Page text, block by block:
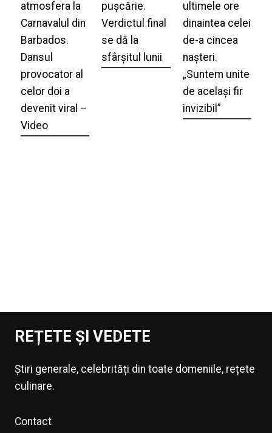
atmosfera la
Carnavalul din
Barbados.
Dansul
provocator al
celor doi a
devenit viral –
Video
pușcărie.
Verdictul final
se dă la
sfârșitul lunii
ultimele ore
dinaintea celei
de-a cincea
nașteri.
„Suntem unite
de același fir
invizibil”
REȚETE ȘI VEDETE
Știri generale, celebrități din toate domeniile, rețete
culinare.
Contact